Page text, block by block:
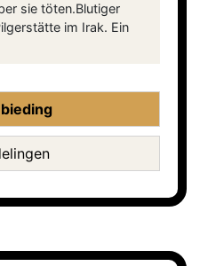
sie töten.Blutiger
im Irak. Ein